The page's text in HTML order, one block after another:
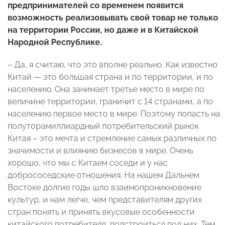
предпринимателей со временем появится
возможность реализовывать свой товар не только
на территории России, но даже и в Китайской
Народной Республике.
– Да, я считаю, что это вполне реально. Как известно
Китай — это большая страна и по территории, и по
населению. Она занимает третье место в мире по
величине территории, граничит с 14 странами, а по
населению первое место в мире. Поэтому попасть на
полуторамиллиардный потребительский рынок
Китая – это мечта и стремление самых различных по
значимости и влиянию бизнесов в мире. Очень
хорошо, что мы с Китаем соседи и у нас
добрососедские отношения. На нашем Дальнем
Востоке долгие годы шло взаимопроникновение
культур, и нам легче, чем представителям других
стран понять и принять вкусовые особенности